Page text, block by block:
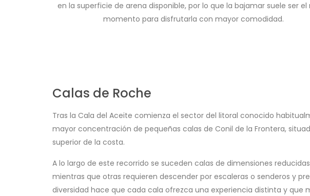
en la superficie de arena disponible, por lo que la bajamar suele ser el
momento para disfrutarla con mayor comodidad.
Calas de Roche
Tras la Cala del Aceite comienza el sector del litoral conocido
mayor concentración de pequeñas calas de Conil de la Frontera,
superior de la costa.
A lo largo de este recorrido se suceden calas de dimensiones
mientras que otras requieren descender por escaleras o senderos y
diversidad hace que cada cala ofrezca una experiencia distinta y que